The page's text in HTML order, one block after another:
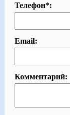
Телефон*:
Email:
Комментарий: